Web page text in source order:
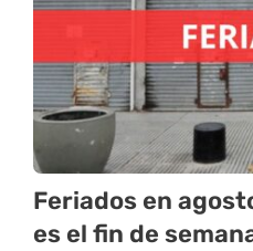
Feriados en
es el fin de